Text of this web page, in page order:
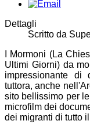
Dettagli
Scritto da
I Mormoni (La
Ultimi Giorni) da
impressionante
tuttora, anche
sito bellissimo per
microfilm dei
dei migranti di tutto